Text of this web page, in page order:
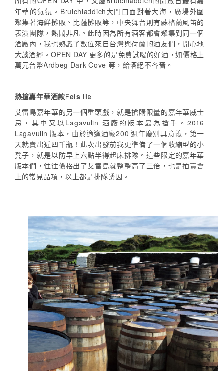
年華的氣氛。Bruichladdich大門口面對著大海，廣場外圍
聚集著海鮮攤販、比薩攤販等，中央舞台則有蘇格蘭風笛的
表演團隊，熱鬧非凡。此時因為所有酒客都會聚集到同一個
酒廠內，我也熟識了數位來自台灣與荷蘭的酒友們，開心地
大談酒經。OPEN DAY 更多的是免費試喝的好酒，如價格上
萬元台幣Ardbeg Dark Cove 等，給酒絕不吝嗇。
熱搶嘉年華酒款Feis Ile
艾雷島嘉年華的另一個重頭戲，就是搶購限量的嘉年華威士
忌，其中又以Lagavulin 酒廠的版本最為搶手。2016
Lagavulin 版本，由於適逢酒廠200 週年慶別具意義，第一
天就賣出近四千瓶！此次出發前我更準備了一個收縮型的小
凳子，就是以防早上六點半得起床排隊。這些限定的嘉年華
版本們，往往價格出了艾雷島就整整高了三倍，也是拍賣會
上的常見品項，以上都是排隊誘因。